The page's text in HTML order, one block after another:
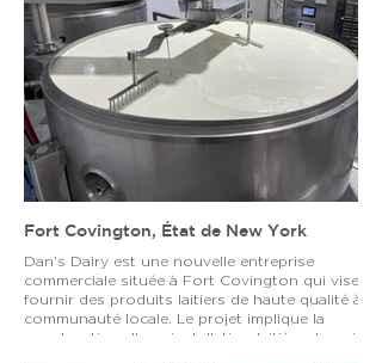
Fort Covington, État de New York
Dan's Dairy est une nouvelle entreprise
commerciale située à Fort Covington qui vise à
fournir des produits laitiers de haute qualité à la
communauté locale. Le projet implique la
construction d'une installation laitière de pointe